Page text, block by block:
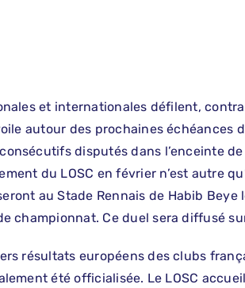
et internationales défilent,
autour des prochaines échéances
disputés dans l’enceinte
du LOSC en février n’est autre
au Stade Rennais de Habib
championnat. Ce duel sera diffusé
résultats européens des clubs
été officialisée. Le LOSC